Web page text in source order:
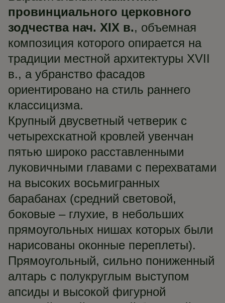
провинциального церковного
зодчества нач. XIX в., объемная
композиция которого опирается на
традиции местной архитектуры XVII
в., а убранство фасадов
ориентировано на стиль раннего
классицизма.
Крупный двусветный четверик с
четырехскатной кровлей увенчан
пятью широко расставленными
луковичными главами с перехватами
на высоких восьмигранных
барабанах (средний световой,
боковые – глухие, в небольших
прямоугольных нишах которых были
нарисованы оконные переплеты).
Прямоугольный, сильно пониженный
алтарь с полукруглым выступом
апсиды и высокой фигурной